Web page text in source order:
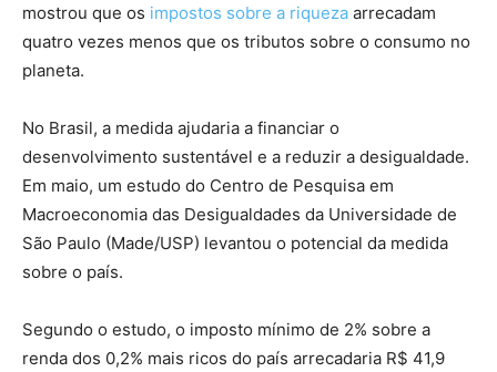
mostrou que os impostos sobre a riqueza arrecadam
quatro vezes menos que os tributos sobre o consumo no
planeta.
No Brasil, a medida ajudaria a financiar o
desenvolvimento sustentável e a reduzir a desigualdade.
Em maio, um estudo do Centro de Pesquisa em
Macroeconomia das Desigualdades da Universidade de
São Paulo (Made/USP) levantou o potencial da medida
sobre o país.
Segundo o estudo, o imposto mínimo de 2% sobre a
renda dos 0,2% mais ricos do país arrecadaria R$ 41,9